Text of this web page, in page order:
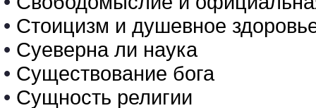
• Стоицизм и душевное
• Суеверна ли наука
• Существование бога
• Сущность религии